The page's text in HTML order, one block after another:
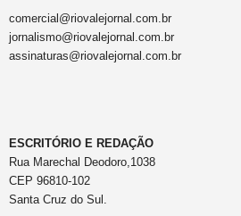
comercial@riovalejornal.com.br
jornalismo@riovalejornal.com.br
assinaturas@riovalejornal.com.br
ESCRITÓRIO E REDAÇÃO
Rua Marechal Deodoro,1038
CEP 96810-102
Santa Cruz do Sul.